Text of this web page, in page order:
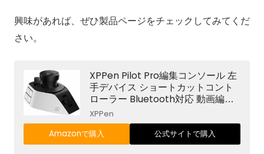
興味があれば、ぜひ製品ページをチェックしてみてくだ
さい。
XPPen Pilot Pro編集コンソール 左
手デバイス ショートカットコント
ローラー Bluetooth対応 動画編集
コントローラー ダイヤル付き カス
タムキー ジョイスティック搭載 複
数パターン切替 Premiere Pro DaV
inci Resolve Final Cut Pro Photos
XPPen
Amazonで購入
公式サイトで購入